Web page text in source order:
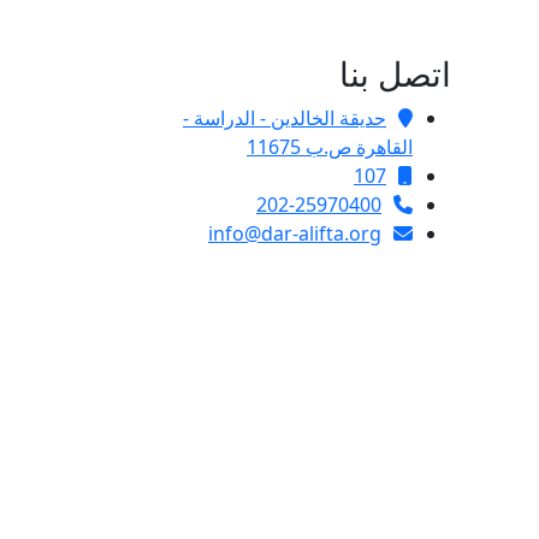
اتصل بنا
حديقة الخالدين - الدراسة -
القاهرة ص.ب 11675
107
202-25970400
info@dar-alifta.org